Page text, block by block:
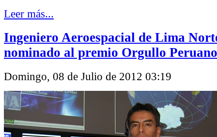
Leer más...
Ingeniero Aeroespacial de Lima
nominado al premio Orgullo
Domingo, 08 de Julio de 2012 03:19